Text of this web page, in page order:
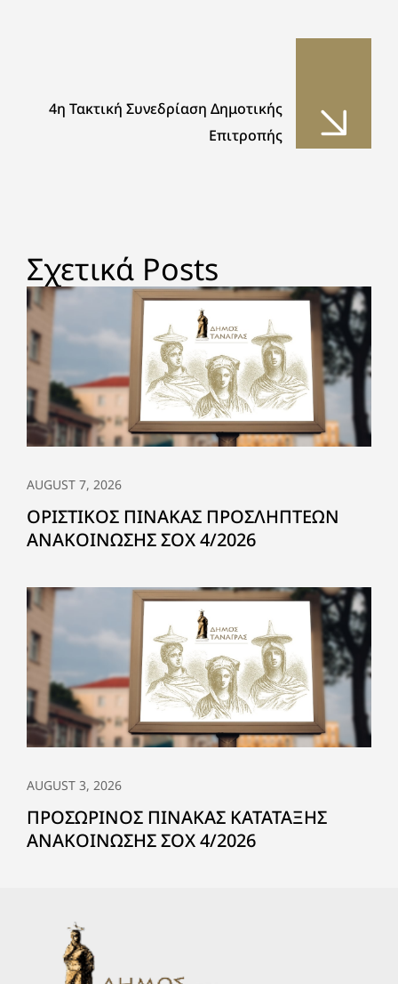
4η Τακτική Συνεδρίαση Δημοτικής
Επιτροπής
Σχετικά Posts
AUGUST 7, 2026
ΟΡΙΣΤΙΚΟΣ ΠΙΝΑΚΑΣ ΠΡΟΣΛΗΠΤΕΩΝ
ΑΝΑΚΟΙΝΩΣΗΣ ΣΟΧ 4/2026
AUGUST 3, 2026
ΠΡΟΣΩΡΙΝΟΣ ΠΙΝΑΚΑΣ ΚΑΤΑΤΑΞΗΣ
ΑΝΑΚΟΙΝΩΣΗΣ ΣΟΧ 4/2026